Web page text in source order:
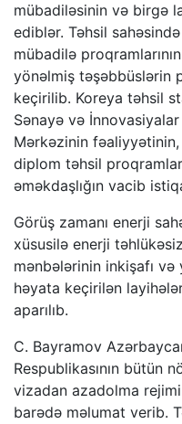
mübadiləsinin və birgə
ediblər. Təhsil
mübadilə
yönəlmiş təşəbbüslərin
keçirilib. Koreya təhsil
Sənayə və
Mərkəzinin
diplom təhsil
əməkdaşlığın vacib
Görüş zamanı enerji
xüsusilə enerji
mənbələrinin inkişafı
həyata keçirilən
aparılıb.
C. Bayramov
Respublikasının bütün
vizadan azadolma
barədə məlumat verib.